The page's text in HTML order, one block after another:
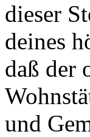
dieser
deines
daß der
und